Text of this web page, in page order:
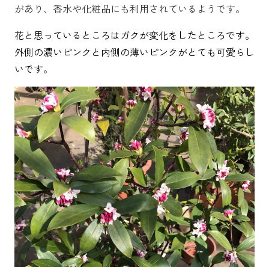
があり、香水や化粧品にも利用されているようです。
花と思っているところはガクが変化をしたところです。
外側の濃いピンクと内側の薄いピンクがとても可愛らし
いです。